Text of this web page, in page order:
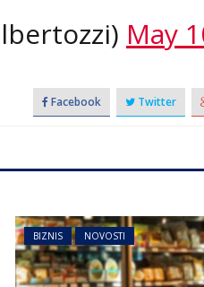
May
Facebook Twitter
BIZNIS NOVOSTI